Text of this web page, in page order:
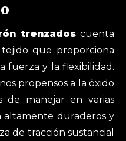
trenzadoscuenta
que proporciona
fuerza y ​​la flexibilidad.
propensos a la óxido
de manejar en varias
altamente duraderos y
de tracción sustancial